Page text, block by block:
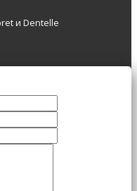
и Dentelle